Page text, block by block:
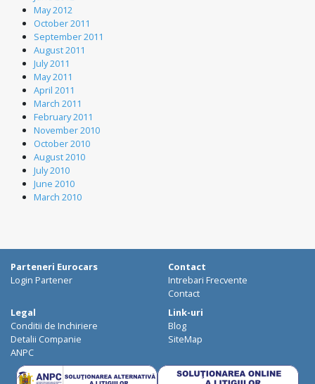
May 2012
October 2011
September 2011
August 2011
July 2011
May 2011
April 2011
March 2011
February 2011
November 2010
October 2010
August 2010
July 2010
June 2010
March 2010
Parteneri Eurocars
Login Partener
Contact
Intrebari Frecvente
Contact
Legal
Conditii de Inchiriere
Detalii Companie
ANPC
Link-uri
Blog
SiteMap